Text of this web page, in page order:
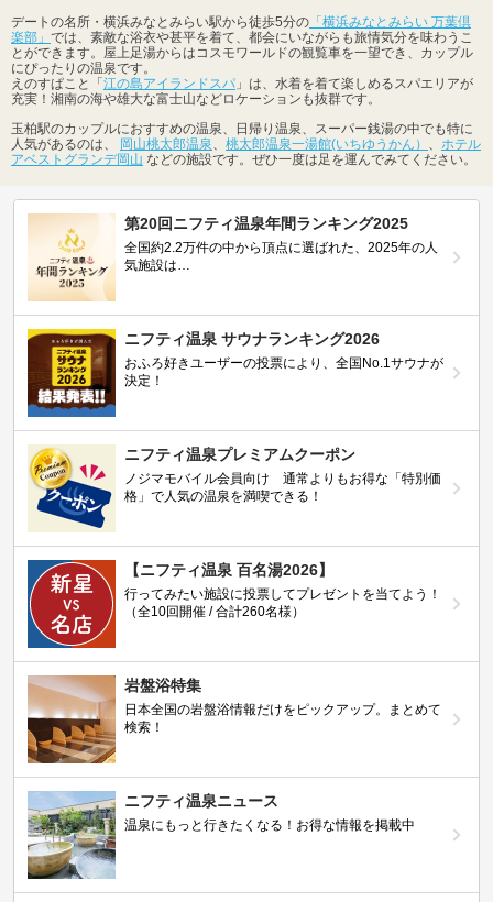
デートの名所・横浜みなとみらい駅から徒歩5分の 「横浜みなとみらい 万葉倶
楽部」 では、素敵な浴衣や甚平を着て、都会にいながらも旅情気分を味わうこ
とができます。屋上足湯からはコスモワールドの観覧車を一望でき、カップル
にぴったりの温泉です。
えのすぱこと「江の島アイランドスパ 」は、水着を着て楽しめるスパエリアが
充実！湘南の海や雄大な富士山などロケーションも抜群です。
玉柏駅のカップルにおすすめの温泉、日帰り温泉、スーパー銭湯の中でも特に
人気があるのは、 岡山桃太郎温泉 桃太郎温泉一湯館(いちゆうかん）
ホテル
アベストグランデ岡山 などの施設です。ぜひ一度は足を運んでみてください。
第20回ニフティ温泉年間ランキング2025
全国約2.2万件の中から頂点に選ばれた、2025年の人
気施設は…
ニフティ温泉 サウナランキング2026
おふろ好きユーザーの投票により、全国No.1サウナが
決定！
ニフティ温泉プレミアムクーポン
ノジマモバイル会員向け 通常よりもお得な「特別価
格」で人気の温泉を満喫できる！
【ニフティ温泉 百名湯2026】
行ってみたい施設に投票してプレゼントを当てよう！
（全10回開催 / 合計260名様）
岩盤浴特集
日本全国の岩盤浴情報だけをピックアップ。まとめて
検索！
ニフティ温泉ニュース
温泉にもっと行きたくなる！お得な情報を掲載中